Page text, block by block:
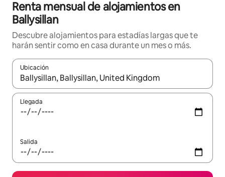
Renta mensual de alojamientos en
Ballysillan
Descubre alojamientos para estadías largas que te
harán sentir como en casa durante un mes o más.
Ubicación
Cuando los resultados estén disponibles, navega con las
Llegada
Salida